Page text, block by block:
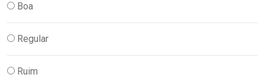
Boa
Regular
Ruim